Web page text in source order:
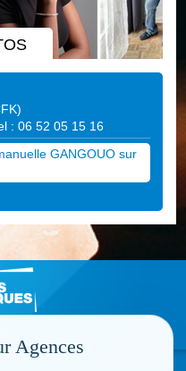
)
: 06 52 05 15 16
GANGOUO sur
Agences